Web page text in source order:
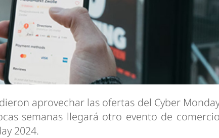
aprovechar las ofertas del Cyber
semanas llegará otro evento de
2024.